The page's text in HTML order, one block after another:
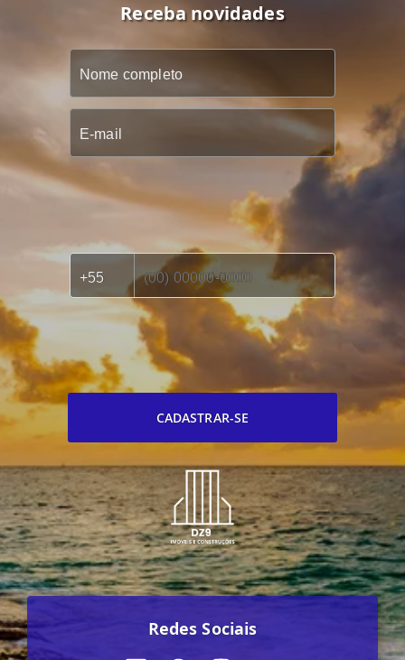
Receba novidades
CADASTRAR-SE
Redes Sociais